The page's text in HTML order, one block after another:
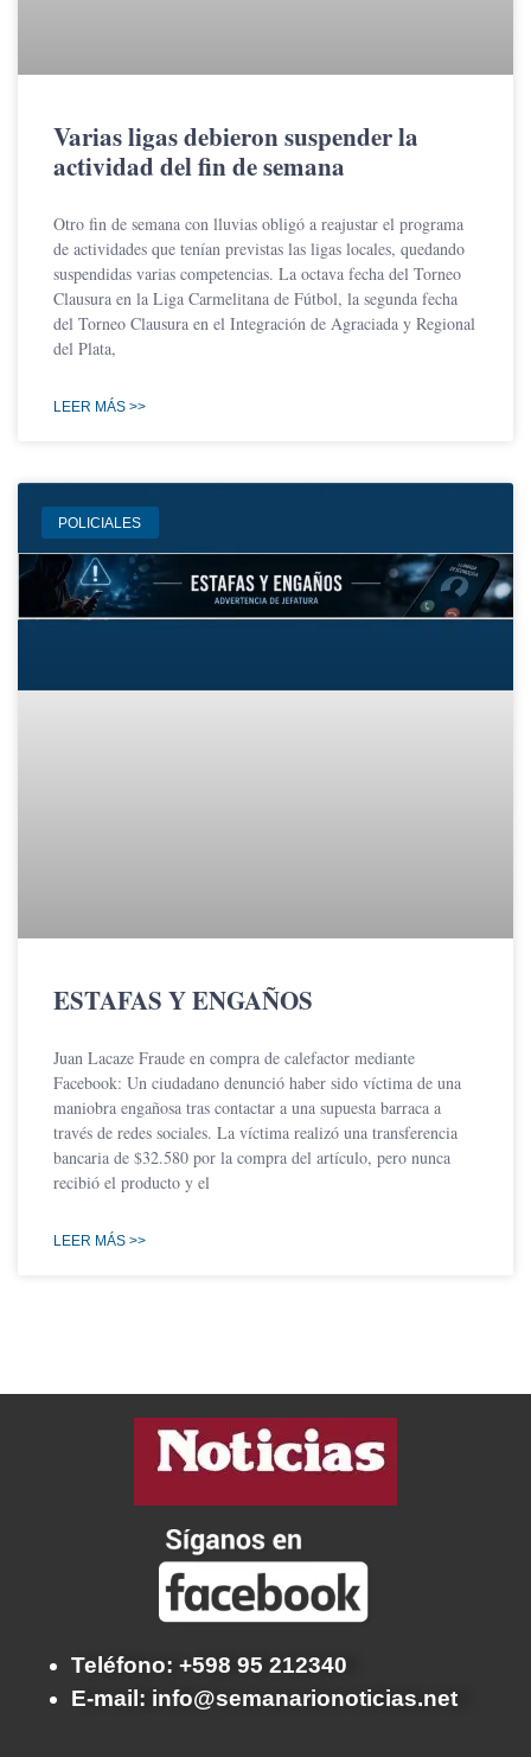
Varias ligas debieron suspender la
actividad del fin de semana
Otro fin de semana con lluvias obligó a reajustar el programa
de actividades que tenían previstas las ligas locales, quedando
suspendidas varias competencias. La octava fecha del Torneo
Clausura en la Liga Carmelitana de Fútbol, la segunda fecha
del Torneo Clausura en el Integración de Agraciada y Regional
del Plata,
LEER MÁS >>
POLICIALES
ESTAFAS Y ENGAÑOS
Juan Lacaze Fraude en compra de calefactor mediante
Facebook: Un ciudadano denunció haber sido víctima de una
maniobra engañosa tras contactar a una supuesta barraca a
través de redes sociales. La víctima realizó una transferencia
bancaria de $32.580 por la compra del artículo, pero nunca
recibió el producto y el
LEER MÁS >>
Teléfono: +598 95 212340
E-mail: info@semanarionoticias.net